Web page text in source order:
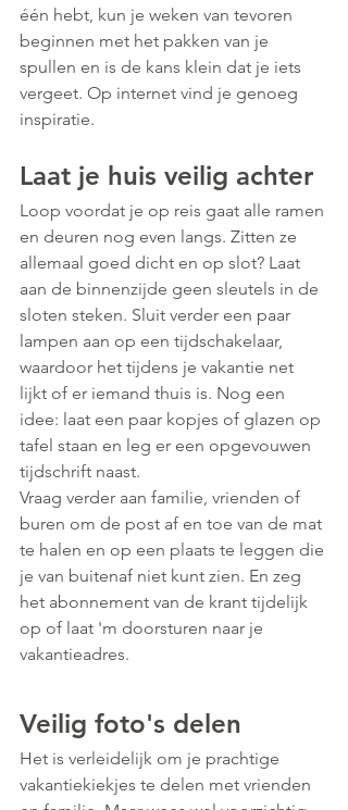
één hebt, kun je weken van tevoren
beginnen met het pakken van je
spullen en is de kans klein dat je iets
vergeet. Op internet vind je genoeg
inspiratie.
Laat je huis veilig achter
Loop voordat je op reis gaat alle ramen
en deuren nog even langs. Zitten ze
allemaal goed dicht en op slot? Laat
aan de binnenzijde geen sleutels in de
sloten steken. Sluit verder een paar
lampen aan op een tijdschakelaar,
waardoor het tijdens je vakantie net
lijkt of er iemand thuis is. Nog een
idee: laat een paar kopjes of glazen op
tafel staan en leg er een opgevouwen
tijdschrift naast.
Vraag verder aan familie, vrienden of
buren om de post af en toe van de mat
te halen en op een plaats te leggen die
je van buitenaf niet kunt zien. En zeg
het abonnement van de krant tijdelijk
op of laat 'm doorsturen naar je
vakantieadres.
Veilig foto's delen
Het is verleidelijk om je prachtige
vakantiekiekjes te delen met vrienden